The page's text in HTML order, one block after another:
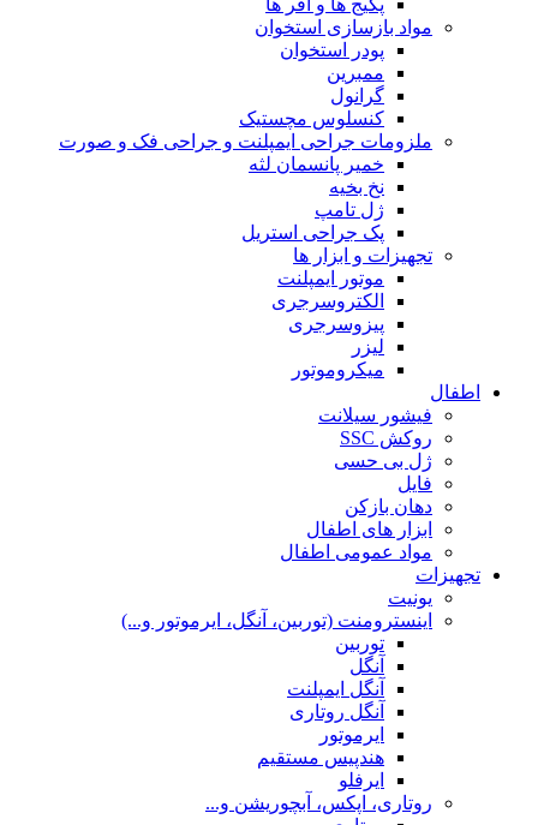
مواد بازسازی استخوان
پودر استخوان
ممبرین
گرانول
کنسلوس مچستیک
ملزومات جراحی ایمپلنت و جراحی فک و صورت
خمیر پانسمان لثه
نخ بخیه
ژل تامپ
پک جراحی استریل
تجهیزات و ابزار ها
موتور ایمپلنت
الکتروسرجری
پیزوسرجری
لیزر
میکروموتور
اطفال
فیشور سیلانت
روکش SSC
ژل بی حسی
فایل
دهان بازکن
ابزار های اطفال
مواد عمومی اطفال
تجهیزات
یونیت
اینسترومنت (توربین، آنگل، ایرموتور و...)
توربین
آنگل
آنگل ایمپلنت
آنگل روتاری
ایرموتور
هندپیس مستقیم
ایرفلو
روتاری، اپکس، آبچوریشن و...